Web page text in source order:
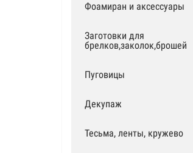
Фоамиран и аксессуары
Заготовки для
брелков,заколок,брошей
Пуговицы
Декупаж
Тесьма, ленты, кружево